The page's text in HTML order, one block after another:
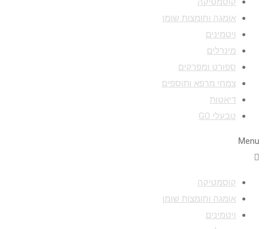
אומגה וחומצות שומן
ויטמינים
מינרלים
ספורט ומפרקים
צמחי מרפא ותוספים
דיאטות
טבעלי GO
Menu
קוסמטיקה
אומגה וחומצות שומן
ויטמינים